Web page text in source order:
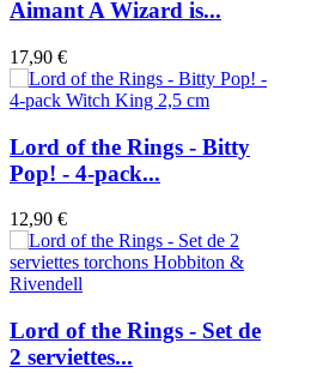
Aimant A Wizard is...
17,90 €
Lord of the Rings - Bitty
Pop! - 4-pack...
12,90 €
Lord of the Rings - Set de
2 serviettes...